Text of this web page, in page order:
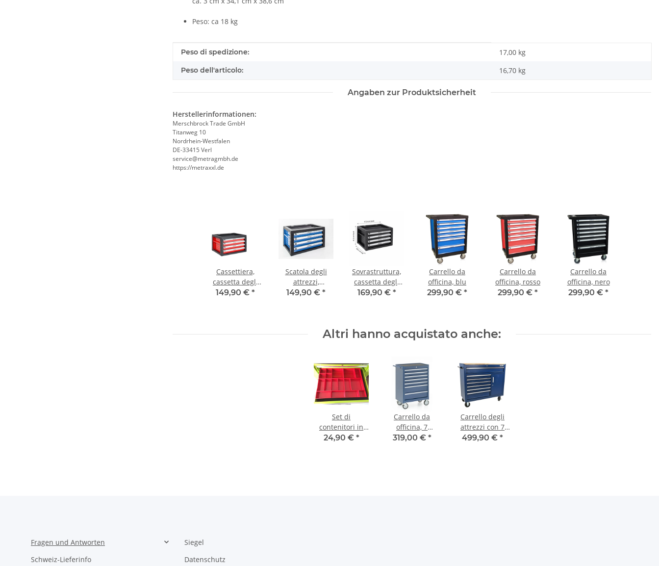
Peso: ca 18 kg
#productDetails.itemInformation#
#productDetails.itemValue#
Peso di spedizione: 17,00 kg
Peso dell'articolo: 16,70 kg
Angaben zur Produktsicherheit
Herstellerinformationen:
Merschbrock Trade GmbH
Titanweg 10
Nordrhein-Westfalen
DE-33415 Verl
service@metragmbh.de
https://metraxxl.de
Cassettiera,
cassetta degli
attrezzi su
149,90 € *
Scatola degli
attrezzi,
montaggio per
149,90 € *
Sovrastruttura,
cassetta degli
attrezzi per
169,90 € *
Carrello da
officina, blu
299,90 € *
Carrello da
officina, rosso
299,90 € *
Carrello da
officina, nero
299,90 € *
Altri hanno acquistato anche:
Set di
contenitori in
plastica 17
24,90 € *
Carrello da
officina, 7
cassetti, blu
319,00 € *
Carrello degli
attrezzi con 7
cassetti e porta,
499,90 € *
Fragen und Antworten
Schweiz-Lieferinfo
Siegel
Datenschutz